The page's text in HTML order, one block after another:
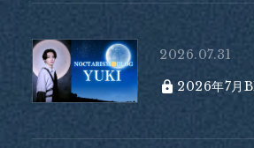
2026.07.31
2026年7月